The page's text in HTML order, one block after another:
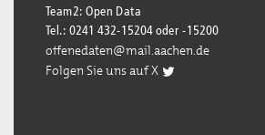
Team2: Open Data
Tel.: 0241 432-15204 oder -15200
offenedaten@mail.aachen.de
Folgen Sie uns auf X